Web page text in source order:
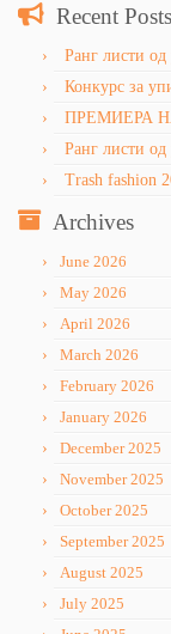
Recent Posts
Ранг листи
Конкурс за
ПРЕМИЕРА
Ранг листи
Trash fashion
Archives
June 2026
May 2026
April 2026
March 2026
February 2026
January 2026
December 2025
November 2025
October 2025
September 2025
August 2025
July 2025